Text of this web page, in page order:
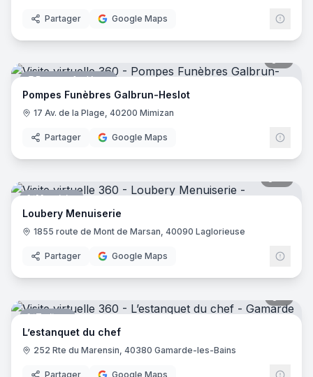
Partager Google Maps
Pompes funèbres
Pompes Funèbres Galbrun-Heslot
17 Av. de la Plage, 40200 Mimizan
Partager Google Maps
Menuisier
Loubery Menuiserie
1855 route de Mont de Marsan, 40090 Laglorieuse
Partager Google Maps
Traiteur
L’estanquet du chef
252 Rte du Marensin, 40380 Gamarde-les-Bains
Partager Google Maps